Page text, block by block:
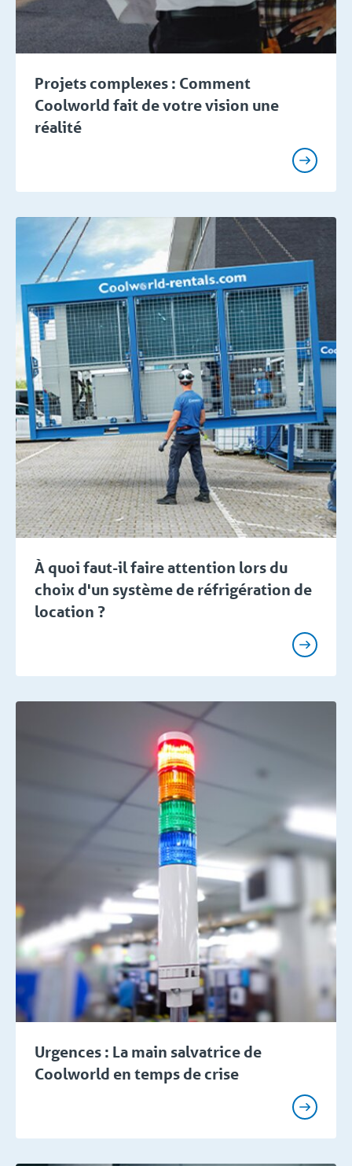
Projets complexes : Comment
Coolworld fait de votre vision une
réalité
À quoi faut-il faire attention lors du
choix d'un système de réfrigération de
location ?
Urgences : La main salvatrice de
Coolworld en temps de crise